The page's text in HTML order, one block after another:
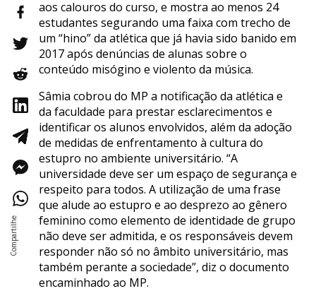
aos calouros do curso, e mostra ao menos 24
estudantes segurando uma faixa com trecho de
um “hino” da atlética que já havia sido banido em
2017 após denúncias de alunas sobre o
conteúdo misógino e violento da música.
Sâmia cobrou do MP a notificação da atlética e
da faculdade para prestar esclarecimentos e
identificar os alunos envolvidos, além da adoção
de medidas de enfrentamento à cultura do
estupro no ambiente universitário. “A
universidade deve ser um espaço de segurança e
respeito para todos. A utilização de uma frase
que alude ao estupro e ao desprezo ao gênero
feminino como elemento de identidade de grupo
não deve ser admitida, e os responsáveis devem
responder não só no âmbito universitário, mas
também perante a sociedade”, diz o documento
encaminhado ao MP.